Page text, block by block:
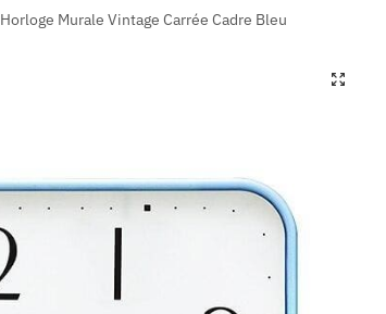
Horloge Murale Vintage Carrée Cadre Bleu
🔍